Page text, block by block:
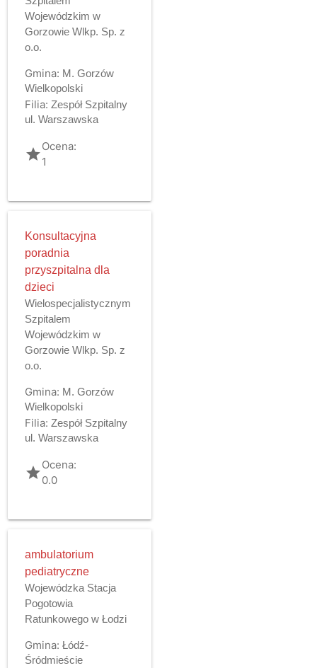
Wojewódzkim w
Gorzowie Wlkp. Sp. z
o.o.
Gmina: M. Gorzów
Wielkopolski
Filia: Zespół Szpitalny
ul. Warszawska
gradeOcena:
1
Konsultacyjna
poradnia
przyszpitalna dla
dzieci
Wielospecjalistycznym
Szpitalem
Wojewódzkim w
Gorzowie Wlkp. Sp. z
o.o.
Gmina: M. Gorzów
Wielkopolski
Filia: Zespół Szpitalny
ul. Warszawska
gradeOcena:
0.0
ambulatorium
pediatryczne
Wojewódzka Stacja
Pogotowia
Ratunkowego w Łodzi
Gmina: Łódź-
Śródmieście